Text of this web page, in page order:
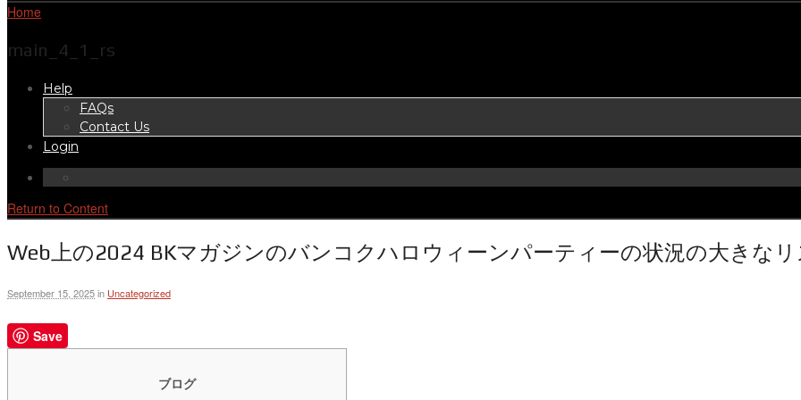
Home
main_4_1_rs
Help
FAQs
Contact Us
Login
Return to Content
Web上の2024 BKマガジンのバンコクハロウィーンパーティーの状況の大きな
September 15, 2025in Uncategorized
Save
ブログ